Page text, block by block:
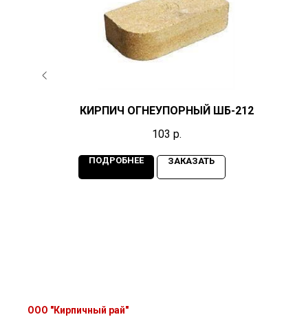
КИРПИЧ ОГНЕУПОРНЫЙ ШБ-212
103 р.
ПОДРОБНЕЕ ЗАКАЗАТЬ
ООО "Кирпичный рай"